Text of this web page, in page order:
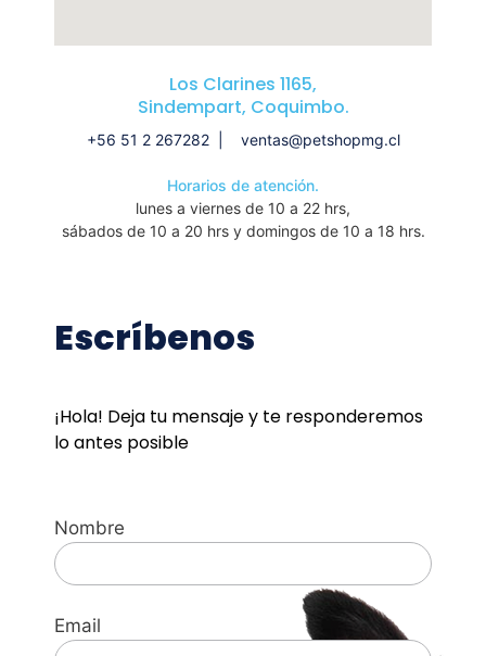
Los Clarines 1165,
Sindempart, Coquimbo.
+56 51 2 267282 | ventas@petshopmg.cl
Horarios de atención.
lunes a viernes de 10 a 22 hrs,
sábados de 10 a 20 hrs y domingos de 10 a 18 hrs.
Escríbenos
¡Hola! Deja tu mensaje y te responderemos
lo antes posible
Nombre
Email